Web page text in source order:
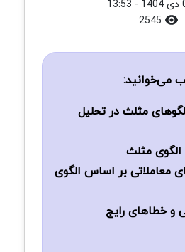
می‌خوانید:
مثلث در تحلیل
الگوی مثلث
معاملاتی بر اساس الگوی
و خطاهای رایج